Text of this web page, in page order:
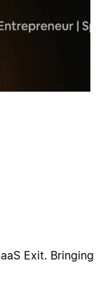
Exit. Bringing